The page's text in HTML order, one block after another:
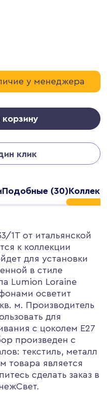
у менеджера
клик
Подобные (30)
1T от итальянской
к коллекции
для установки
в стиле
Lumion Loraine
осветит
м. Производитель
для
с цоколем E27
произведен с
текстиль, металл
товара является
сделать заказ в